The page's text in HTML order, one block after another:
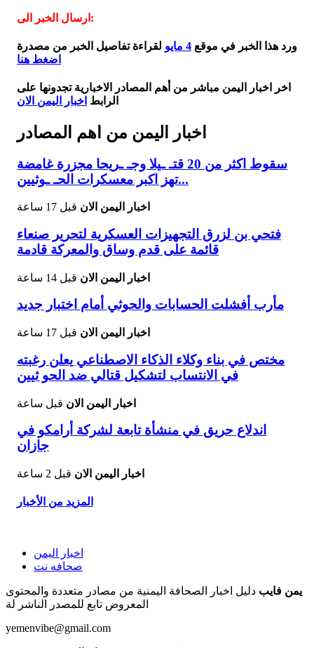
ارسال الخبر الى:
ورد هذا الخبر في موقع 4 مايو
لقراءة تفاصيل الخبر من مصدرة
اضغط هنا
اخر اخبار اليمن مباشر من أهم المصادر الاخبارية تجدونها على
الرابط اخبار اليمن الان
اخبار اليمن من اهم المصادر
سقوط اكثر من 20 قتـ ـيلا وجـ ـريحا مجزرة غامضة
تهز اكبر معسكرات الحـ ـوثيين...
اخبار اليمن الان قبل 17 ساعة
فتحي بن لزرق التجهيزات العسكرية لتحرير صنعاء
قائمة على قدم وساق والمعركة قادمة
اخبار اليمن الان قبل 14 ساعة
مأرب أفشلت الحسابات والحوثي أمام اختبار جديد
اخبار اليمن الان قبل 17 ساعة
مختص في بناء وكلاء الذكاء الاصطناعي يعلن رغبته
في الانتساب لتشكيل قتالي ضد الحو ثيين
اخبار اليمن الان قبل ساعة
اندلاع حريق في منشأة تابعة لشركة أرامكو في
جازان
اخبار اليمن الان قبل 2 ساعة
المزيد من الأخبار
اخبار اليمن
صحافه نت
يمن فايب دليل اخبار الصحافة اليمنية من مصادر متعددة والمحتوى
المعروض تابع للمصدر الناشر لة
yemenvibe@gmail.com